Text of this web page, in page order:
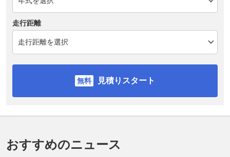
走行距離
見積りスタート
おすすめのニュース